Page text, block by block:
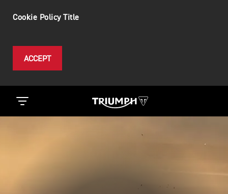
Cookie Policy Title
ACCEPT